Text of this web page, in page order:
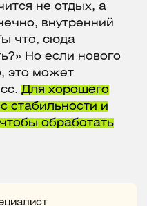
не отдых, а
внутренний
что, сюда
Но если нового
это может
Для хорошего
стабильности и
обработать